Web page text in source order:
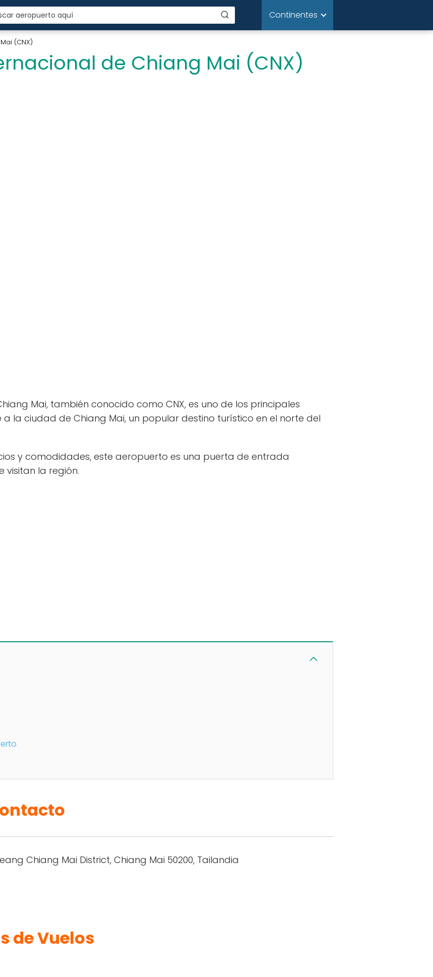
Continentes
(CNX)
de Chiang Mai (CNX)
Mai, también conocido como CNX, es uno de los principales
a la ciudad de Chiang Mai, un popular destino turístico en el norte del
y comodidades, este aeropuerto es una puerta de entrada
visitan la región.
Chiang Mai District, Chiang Mai 50200, Tailandia
de Vuelos